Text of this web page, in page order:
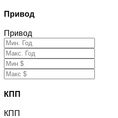
Привод
Привод
КПП
КПП